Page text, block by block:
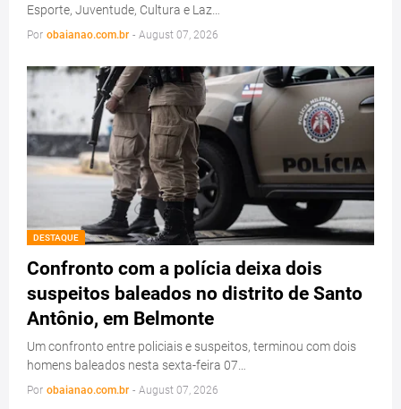
Esporte, Juventude, Cultura e Laz…
Por obaianao.com.br - August 07, 2026
DESTAQUE
Confronto com a polícia deixa dois
suspeitos baleados no distrito de Santo
Antônio, em Belmonte
Um confronto entre policiais e suspeitos, terminou com dois
homens baleados nesta sexta-feira 07…
Por obaianao.com.br - August 07, 2026